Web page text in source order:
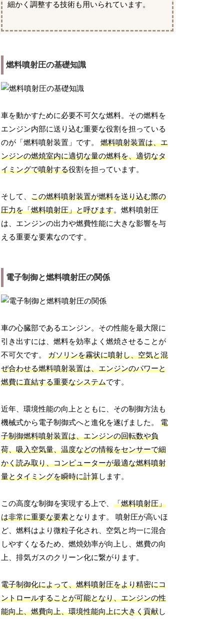
細かく調整する技術も用いられています。
燃料噴射圧の基礎知識
車を動かすために必要不可欠な燃料。その燃料を
エンジン内部に送り込む重要な役割を担っている
のが「燃料噴射装置」です。燃料噴射装置は、エ
ンジンの燃焼室内に適切な量の燃料を、適切なタ
イミングで噴射する役割を担っています。
そして、この燃料噴射装置が燃料を送り込む際の
圧力を「燃料噴射圧」と呼びます。燃料噴射圧
は、エンジンの出力や燃費性能に大きな影響を与
える重要な要素なのです。
電子制御と燃料噴射圧の関係
車の心臓部であるエンジン。その性能を最大限に
引き出すには、燃料を効率よく燃焼させることが
不可欠です。ガソリンを霧状に噴射し、空気と混
ぜ合わせる燃料噴射装置は、エンジンのパワーと
燃費に直結する重要なシステムです。
近年、環境性能の向上とともに、その制御方法も
機械式から電子制御式へと進化を遂げました。電
子制御燃料噴射装置は、エンジンの回転数や負
荷、吸入空気量、温度などの情報をセンサーで細
かく読み取り、コンピューターが最適な燃料噴射
量とタイミングを瞬時に計算します。
この高度な制御を実現する上で、「燃料噴射圧」
は非常に重要な要素となります。 噴射圧が高いほ
ど、燃料はより微粒子化され、空気と均一に混合
しやすくなるため、燃焼効率が向上し、燃費の向
上、排気ガスのクリーン化に繋がります。
電子制御化によって、燃料噴射圧をより精密にコ
ントロールすることが可能となり、エンジンの性
能向上、燃費向上、環境性能向上に大きく貢献し